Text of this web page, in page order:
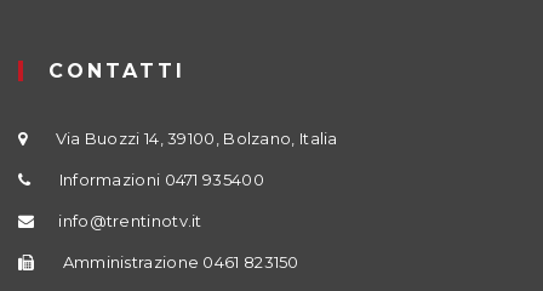
CONTATTI
Via Buozzi 14, 39100, Bolzano, Italia
Informazioni 0471 935400
info@trentinotv.it
Amministrazione 0461 823150